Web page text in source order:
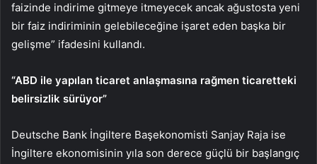
faizinde indirime gitmeye itmeyecek ancak ağustosta yeni
bir faiz indiriminin gelebileceğine işaret eden başka bir
gelişme” ifadesini kullandı.
“ABD ile yapılan ticaret anlaşmasına rağmen ticaretteki
belirsizlik sürüyor”
Deutsche Bank İngiltere Başekonomisti Sanjay Raja ise
İngiltere ekonomisinin yıla son derece güçlü bir başlangıç